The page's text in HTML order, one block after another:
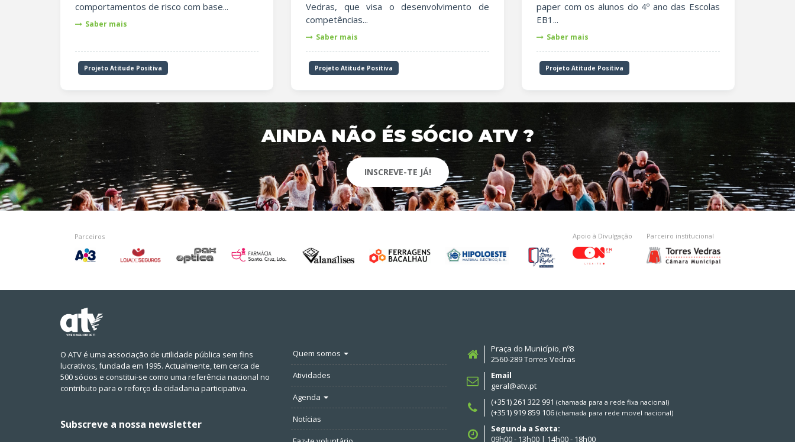
comportamentos de risco com base...
Saber mais
Projeto Atitude Positiva
Vedras, que visa o desenvolvimento de
competências...
Saber mais
Projeto Atitude Positiva
paper com os alunos do 4º ano das Escolas
EB1...
Saber mais
Projeto Atitude Positiva
AINDA NÃO ÉS SÓCIO ATV ?
INSCREVE-TE JÁ!
Parceiros Apoio à Divulgação Parceiro institucional
O ATV é uma associação de utilidade pública sem fins
lucrativos, fundada em 1995. Actualmente, tem cerca de
500 sócios e constitui-se como uma referência nacional no
contributo para o reforço da cidadania participativa.
Subscreve a nossa newsletter
Quem somos
Atividades
Agenda
Notícias
Praça do Município, nº8
2560-289 Torres Vedras
Email
geral@atv.pt
(+351) 261 322 991 (chamada para a rede fixa nacional)
(+351) 919 859 106 (chamada para rede movel nacional)
Segunda a Sexta:
09h00 - 13h00 | 14h00 - 18h00